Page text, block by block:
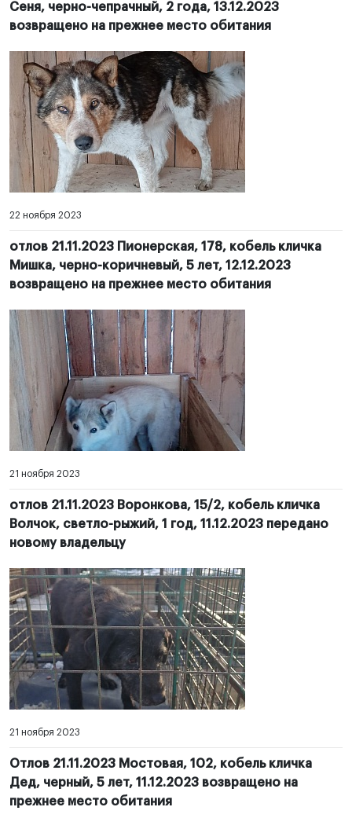
Сеня, черно-чепрачный, 2 года, 13.12.2023
возвращено на прежнее место обитания
22 ноября 2023
отлов 21.11.2023 Пионерская, 178, кобель кличка
Мишка, черно-коричневый, 5 лет, 12.12.2023
возвращено на прежнее место обитания
21 ноября 2023
отлов 21.11.2023 Воронкова, 15/2, кобель кличка
Волчок, светло-рыжий, 1 год, 11.12.2023 передано
новому владельцу
21 ноября 2023
Отлов 21.11.2023 Мостовая, 102, кобель кличка
Дед, черный, 5 лет, 11.12.2023 возвращено на
прежнее место обитания